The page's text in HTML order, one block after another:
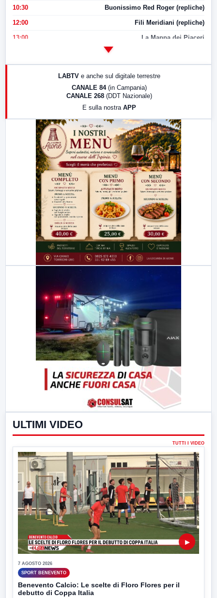
10:30 Buonissimo Red Roger (repliche)
12:00 Fili Meridiani (repliche)
13:00 La Mappa dei Piaceri
LabNews (replica)
LABTV e anche sul digitale terrestre
CANALE 84 (in Campania)
CANALE 268 (DDT Nazionale)
E sulla nostra APP
ULTIMI VIDEO
TUTTI I VIDEO
▶
7 AGOSTO 2026
SPORT BENEVENTO
Benevento Calcio: Le scelte di Floro Flores per il
debutto di Coppa Italia